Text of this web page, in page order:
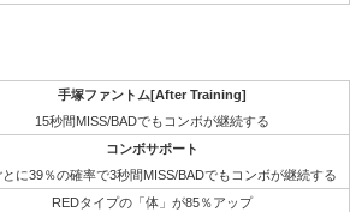
手塚ファントム[After Training]
15秒間MISS/BADでもコンボが継続する
コンボサポート
に39％の確率で3秒間MISS/BADでもコンボが継続する
REDタイプの「体」が85％アップ